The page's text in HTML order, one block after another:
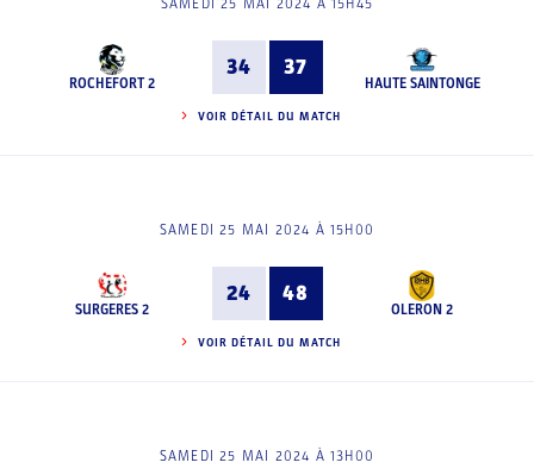
SAMEDI 25 MAI 2024 À 15H45
ROCHEFORT 2
34 37
HAUTE SAINTONGE
VOIR DÉTAIL DU MATCH
SAMEDI 25 MAI 2024 À 15H00
SURGERES 2
24 48
OLERON 2
VOIR DÉTAIL DU MATCH
SAMEDI 25 MAI 2024 À 13H00